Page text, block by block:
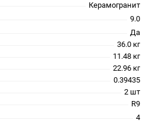
Керамогранит
9.0
Да
36.0 кг
11.48 кг
22.96 кг
0.39435
2 шт
R9
4